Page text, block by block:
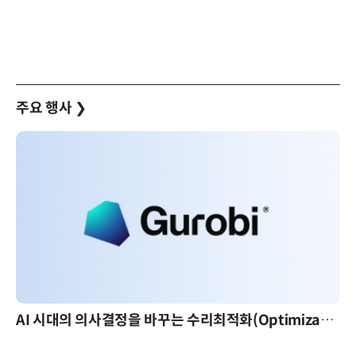
주요 행사 ❯
AI 핀옵스 실전 세미나: 폭증하는 AI 토큰 비용 관리 전략